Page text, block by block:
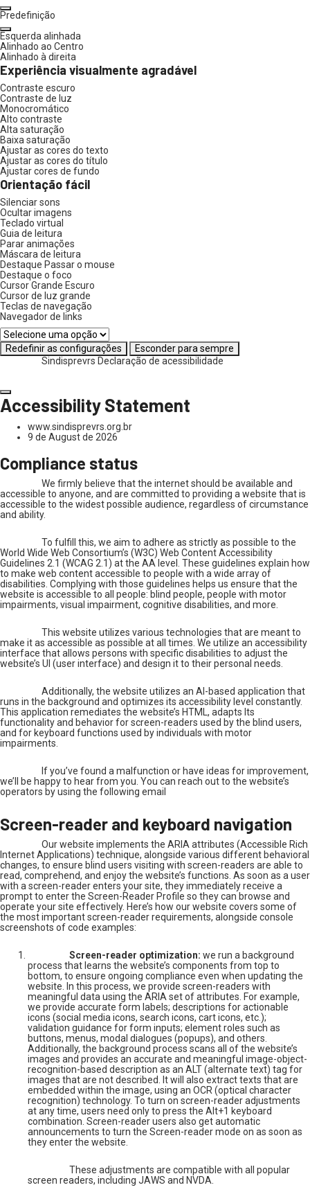
Predefinição
Esquerda alinhada
Alinhado ao Centro
Alinhado à direita
Experiência visualmente agradável
Contraste escuro
Contraste de luz
Monocromático
Alto contraste
Alta saturação
Baixa saturação
Ajustar as cores do texto
Ajustar as cores do título
Ajustar cores de fundo
Orientação fácil
Silenciar sons
Ocultar imagens
Teclado virtual
Guia de leitura
Parar animações
Máscara de leitura
Destaque Passar o mouse
Destaque o foco
Cursor Grande Escuro
Cursor de luz grande
Teclas de navegação
Navegador de links
Redefinir as configurações
Esconder para sempre
Sindisprevrs Declaração de acessibilidade
Accessibility Statement
www.sindisprevrs.org.br
9 de August de 2026
Compliance status
We firmly believe that the internet should be available and
accessible to anyone, and are committed to providing a website that is
accessible to the widest possible audience, regardless of circumstance
and ability.
To fulfill this, we aim to adhere as strictly as possible to the
World Wide Web Consortium’s (W3C) Web Content Accessibility
Guidelines 2.1 (WCAG 2.1) at the AA level. These guidelines explain how
to make web content accessible to people with a wide array of
disabilities. Complying with those guidelines helps us ensure that the
website is accessible to all people: blind people, people with motor
impairments, visual impairment, cognitive disabilities, and more.
This website utilizes various technologies that are meant to
make it as accessible as possible at all times. We utilize an accessibility
interface that allows persons with specific disabilities to adjust the
website’s UI (user interface) and design it to their personal needs.
Additionally, the website utilizes an AI-based application that
runs in the background and optimizes its accessibility level constantly.
This application remediates the website’s HTML, adapts Its
functionality and behavior for screen-readers used by the blind users,
and for keyboard functions used by individuals with motor
impairments.
If you’ve found a malfunction or have ideas for improvement,
we’ll be happy to hear from you. You can reach out to the website’s
operators by using the following email
Screen-reader and keyboard navigation
Our website implements the ARIA attributes (Accessible Rich
Internet Applications) technique, alongside various different behavioral
changes, to ensure blind users visiting with screen-readers are able to
read, comprehend, and enjoy the website’s functions. As soon as a user
with a screen-reader enters your site, they immediately receive a
prompt to enter the Screen-Reader Profile so they can browse and
operate your site effectively. Here’s how our website covers some of
the most important screen-reader requirements, alongside console
screenshots of code examples:
Screen-reader optimization: we run a background
process that learns the website’s components from top to
bottom, to ensure ongoing compliance even when updating the
website. In this process, we provide screen-readers with
meaningful data using the ARIA set of attributes. For example,
we provide accurate form labels; descriptions for actionable
icons (social media icons, search icons, cart icons, etc.);
validation guidance for form inputs; element roles such as
buttons, menus, modal dialogues (popups), and others.
Additionally, the background process scans all of the website’s
images and provides an accurate and meaningful image-object-
recognition-based description as an ALT (alternate text) tag for
images that are not described. It will also extract texts that are
embedded within the image, using an OCR (optical character
recognition) technology. To turn on screen-reader adjustments
at any time, users need only to press the Alt+1 keyboard
combination. Screen-reader users also get automatic
announcements to turn the Screen-reader mode on as soon as
they enter the website.
These adjustments are compatible with all popular
screen readers, including JAWS and NVDA.